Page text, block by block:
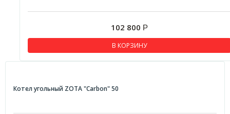
102 800 Р
В КОРЗИНУ
Котел угольный ZOTA "Carbon" 50